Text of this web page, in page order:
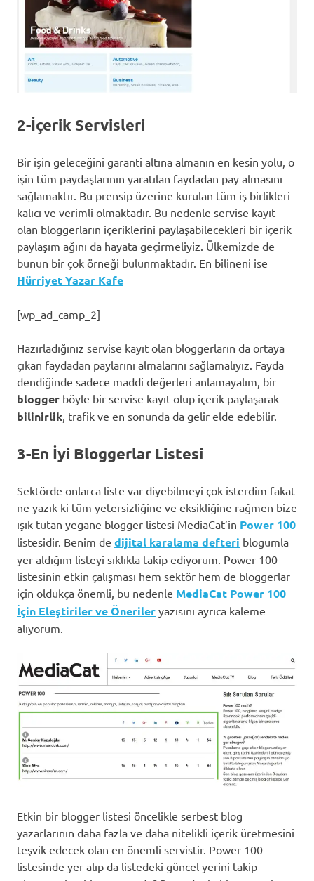
2-İçerik Servisleri
Bir işin geleceğini garanti altına almanın en kesin yolu, o
işin tüm paydaşlarının yaratılan faydadan pay almasını
sağlamaktır. Bu prensip üzerine kurulan tüm iş birlikleri
kalıcı ve verimli olmaktadır. Bu nedenle servise kayıt
olan bloggerların içeriklerini paylaşabilecekleri bir içerik
paylaşım ağını da hayata geçirmeliyiz. Ülkemizde de
bunun bir çok örneği bulunmaktadır. En bilineni ise
Hürriyet Yazar Kafe
[wp_ad_camp_2]
Hazırladığınız servise kayıt olan bloggerların da ortaya
çıkan faydadan paylarını almalarını sağlamalıyız. Fayda
dendiğinde sadece maddi değerleri anlamayalım, bir
blogger böyle bir servise kayıt olup içerik paylaşarak
bilinirlik , trafik ve en sonunda da gelir elde edebilir.
3-En İyi Bloggerlar Listesi
Sektörde onlarca liste var diyebilmeyi çok isterdim fakat
ne yazık ki tüm yetersizliğine ve eksikliğine rağmen bize
ışık tutan yegane blogger listesi MediaCat’in Power 100
listesidir. Benim de dijital karalama defteri blogumla
yer aldığım listeyi sıklıkla takip ediyorum. Power 100
listesinin etkin çalışması hem sektör hem de bloggerlar
için oldukça önemli, bu nedenle MediaCat Power 100
İçin Eleştiriler ve Öneriler yazısını ayrıca kaleme
alıyorum.
Etkin bir blogger listesi öncelikle serbest blog
yazarlarının daha fazla ve daha nitelikli içerik üretmesini
teşvik edecek olan en önemli servistir. Power 100
listesinde yer alıp da listedeki güncel yerini takip